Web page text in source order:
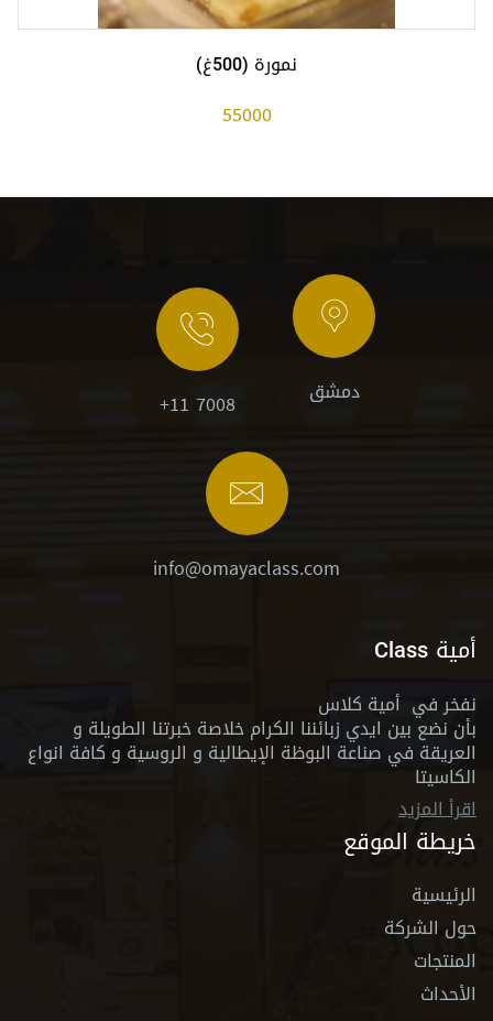
نمورة (500غ)
55000
دمشق +11 7008
info@omayaclass.com
أمية Class
نفخر في أمية كلاس
بأن نضع بين ايدي زبائننا الكرام خلاصة خبرتنا الطويلة و
العريقة في صناعة البوظة الإيطالية و الروسية و كافة انواع
الكاسيتا
اقرأ المزيد
خريطة الموقع
الرئيسية
حول الشركة
المنتجات
الأحداث